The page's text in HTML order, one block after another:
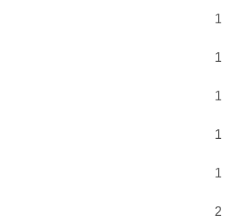
1
1
1
1
1
2